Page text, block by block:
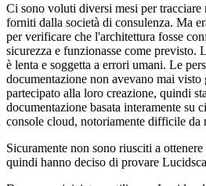
Ci sono voluti diversi mesi per tracciare
forniti dalla società di consulenza. Ma
per verificare che l'architettura fosse
sicurezza e funzionasse come previsto.
è lenta e soggetta a errori umani. Le
documentazione non avevano mai
partecipato alla loro creazione, quindi
documentazione basata interamente su
console cloud, notoriamente difficile da
Sicuramente non sono riusciti a
quindi hanno deciso di provare